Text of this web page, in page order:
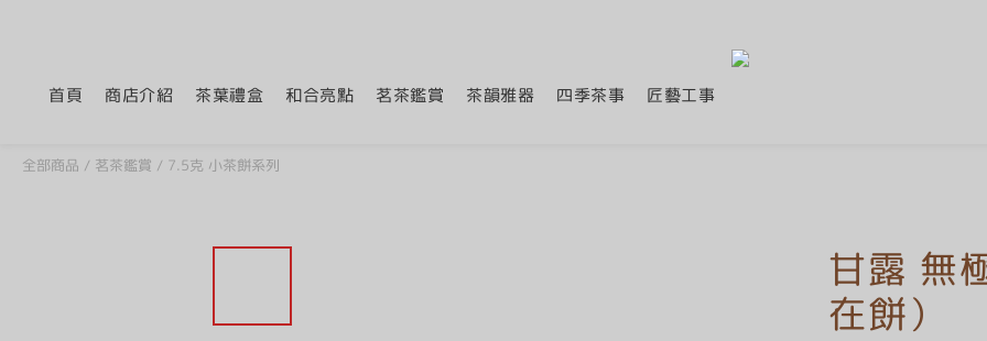
首頁 商店介紹 茶葉禮盒 和合亮點 茗茶鑑賞 茶韻雅器 四季茶事 匠藝工事
全部商品 / 茗茶鑑賞 / 7.5克 小茶餅系列
甘露 無
在餅）